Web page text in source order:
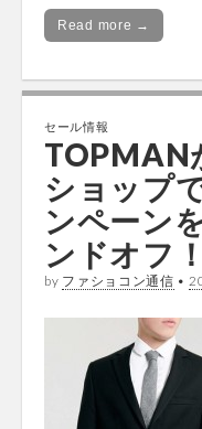
Read more →
セール情報
TOPMAN
ショップ
ンペーン
ンドオフ！
by ファショコン通信 •